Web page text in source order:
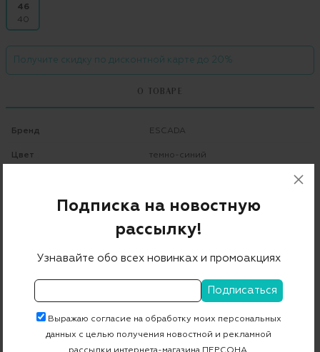
46
40
Получите скидку по дисконтной карте до 20%
О ТОВАРЕ
Бренд ESCADA
Цвет темно-синий
75% шерсть 24% хлопок 1% эластан
Страна дизайна Германия
Хорватия
Артикул
Бесплатная примерка в пункте выдачи
Подписка на новостную
рассылку!
Узнавайте обо всех новинках и промоакциях
Выражаю согласие на обработку моих персональных
данных с целью получения новостной и рекламной
рассылки интернета-магазина ПЕРСОНА.